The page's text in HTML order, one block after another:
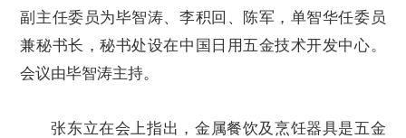
副主任委员为毕智涛、李积回、陈军，单智华任委员
兼秘书长，秘书处设在中国日用五金技术开发中心。
会议由毕智涛主持。
张东立在会上指出，金属餐饮及烹饪器具是五金